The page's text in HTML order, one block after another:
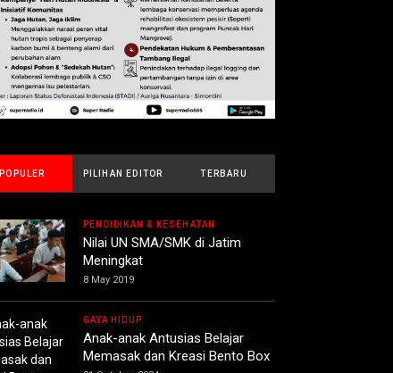
POPULER PILIHAN EDITOR TERBARU
PENDIDIKAN & KESEHATAN
Nilai UN SMA/SMK di Jatim
Meningkat
8 May 2019
GAYA HIDUP
Anak-anak Antusias Belajar
Memasak dan Kreasi Bento Box